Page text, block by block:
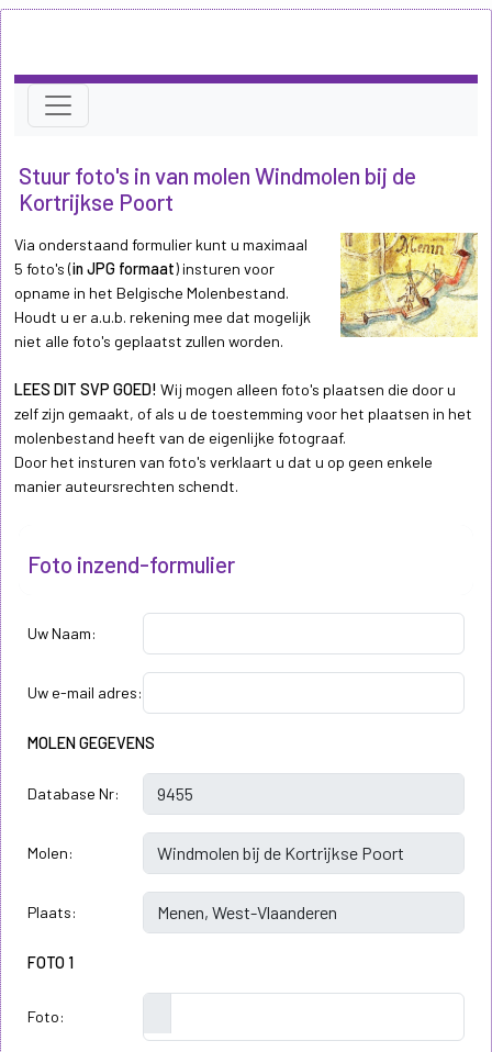
Stuur foto's in van molen Windmolen bij de
Kortrijkse Poort
Via onderstaand formulier kunt u maximaal
5 foto's (in JPG formaat) insturen voor
opname in het Belgische Molenbestand.
Houdt u er a.u.b. rekening mee dat mogelijk
niet alle foto's geplaatst zullen worden.
LEES DIT SVP GOED! Wij mogen alleen foto's plaatsen die door u
zelf zijn gemaakt, of als u de toestemming voor het plaatsen in het
molenbestand heeft van de eigenlijke fotograaf.
Door het insturen van foto's verklaart u dat u op geen enkele
manier auteursrechten schendt.
Foto inzend-formulier
Uw Naam:
Uw e-mail adres:
MOLEN GEGEVENS
Database Nr:
Molen:
Plaats:
FOTO 1
Foto: